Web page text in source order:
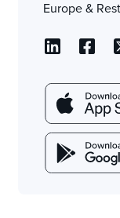
Europe &